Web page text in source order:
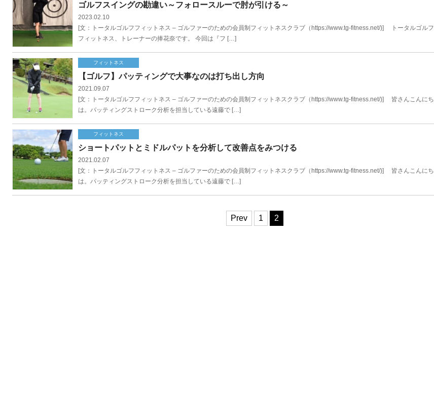
ゴルフスイングの勘違い～フォロースルーで肘が引ける～
2023.02.10
[文：トータルゴルフフィットネス – ゴルファーのための会員制フィットネスクラブ（https://www.tg-fitness.net/)] トータルゴルフ
フィットネス、トレーナーの捧花奈です。 今回は『フ […]
フィットネス
【ゴルフ】パッティングで大事なのは打ち出し方向
2021.09.07
[文：トータルゴルフフィットネス – ゴルファーのための会員制フィットネスクラブ（https://www.tg-fitness.net/)] 皆さんこんにち
は。パッティングストローク分析を担当している遠藤で […]
フィットネス
ショートパットとミドルパットを分析して改善点をみつける
2021.02.07
[文：トータルゴルフフィットネス – ゴルファーのための会員制フィットネスクラブ（https://www.tg-fitness.net/)] 皆さんこんにち
は。パッティングストローク分析を担当している遠藤で […]
Prev 1 2